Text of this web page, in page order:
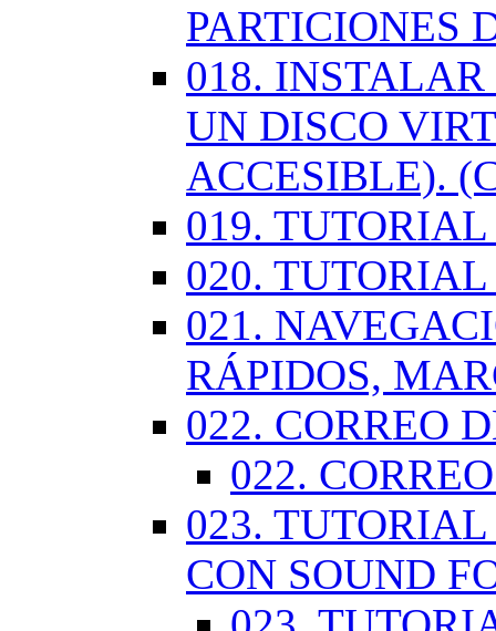
PARTICIONES
018.
UN DISCO
ACCESIBLE).
019.
020.
021.
RÁPIDOS,
022. CORREO
022.
023.
CON SOUND